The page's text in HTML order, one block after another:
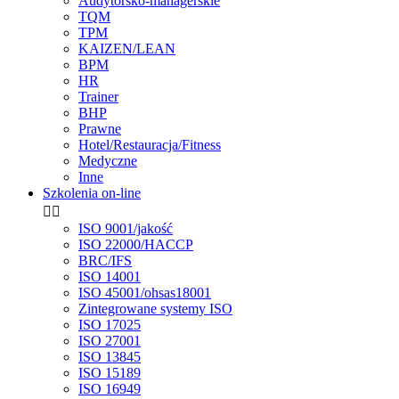
TQM
TPM
KAIZEN/LEAN
BPM
HR
Trainer
BHP
Prawne
Hotel/Restauracja/Fitness
Medyczne
Inne
Szkolenia on-line
 
ISO 9001/jakość
ISO 22000/HACCP
BRC/IFS
ISO 14001
ISO 45001/ohsas18001
Zintegrowane systemy ISO
ISO 17025
ISO 27001
ISO 13845
ISO 15189
ISO 16949